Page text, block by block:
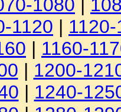
1080 |
1120 |
| 1160-
| 1200-
| 1240-